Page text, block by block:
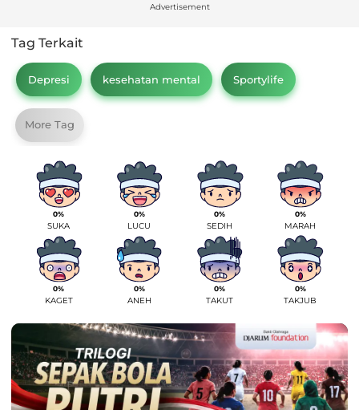
Advertisement
Tag Terkait
Depresi kesehatan mental Sportylife
More Tag
0%
SUKA
0%
LUCU
0%
SEDIH
0%
MARAH
0%
KAGET
0%
ANEH
0%
TAKUT
0%
TAKJUB